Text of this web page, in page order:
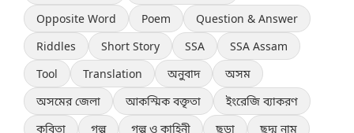
Opposite Word
Poem
Question & Answer
Riddles
Short Story SSA
SSA Assam
Tool
Translation অনুবাদ
অসম
অসমের জেলা
আকস্মিক বক্তৃতা
ইংরেজি ব্যাকরণ
কবিতা
গল্প গল্প ও কাহিনী ছড়া
ছদ্ম নাম